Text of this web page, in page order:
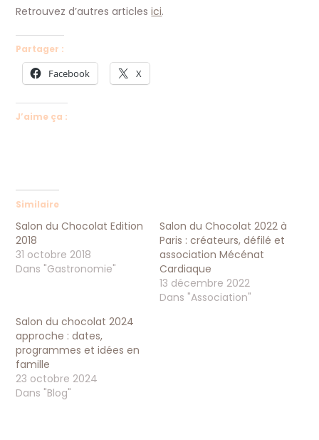
Retrouvez d’autres articlesici.
Partager :
Facebook X
J’aime ça :
Similaire
Salon du Chocolat Edition
2018
31 octobre 2018
Dans "Gastronomie"
Salon du Chocolat 2022 à
Paris : créateurs, défilé et
association Mécénat
Cardiaque
13 décembre 2022
Dans "Association"
Salon du chocolat 2024
approche : dates,
programmes et idées en
famille
23 octobre 2024
Dans "Blog"